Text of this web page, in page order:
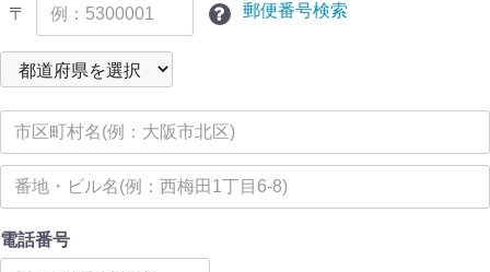
〒 郵便番号検索
電話番号